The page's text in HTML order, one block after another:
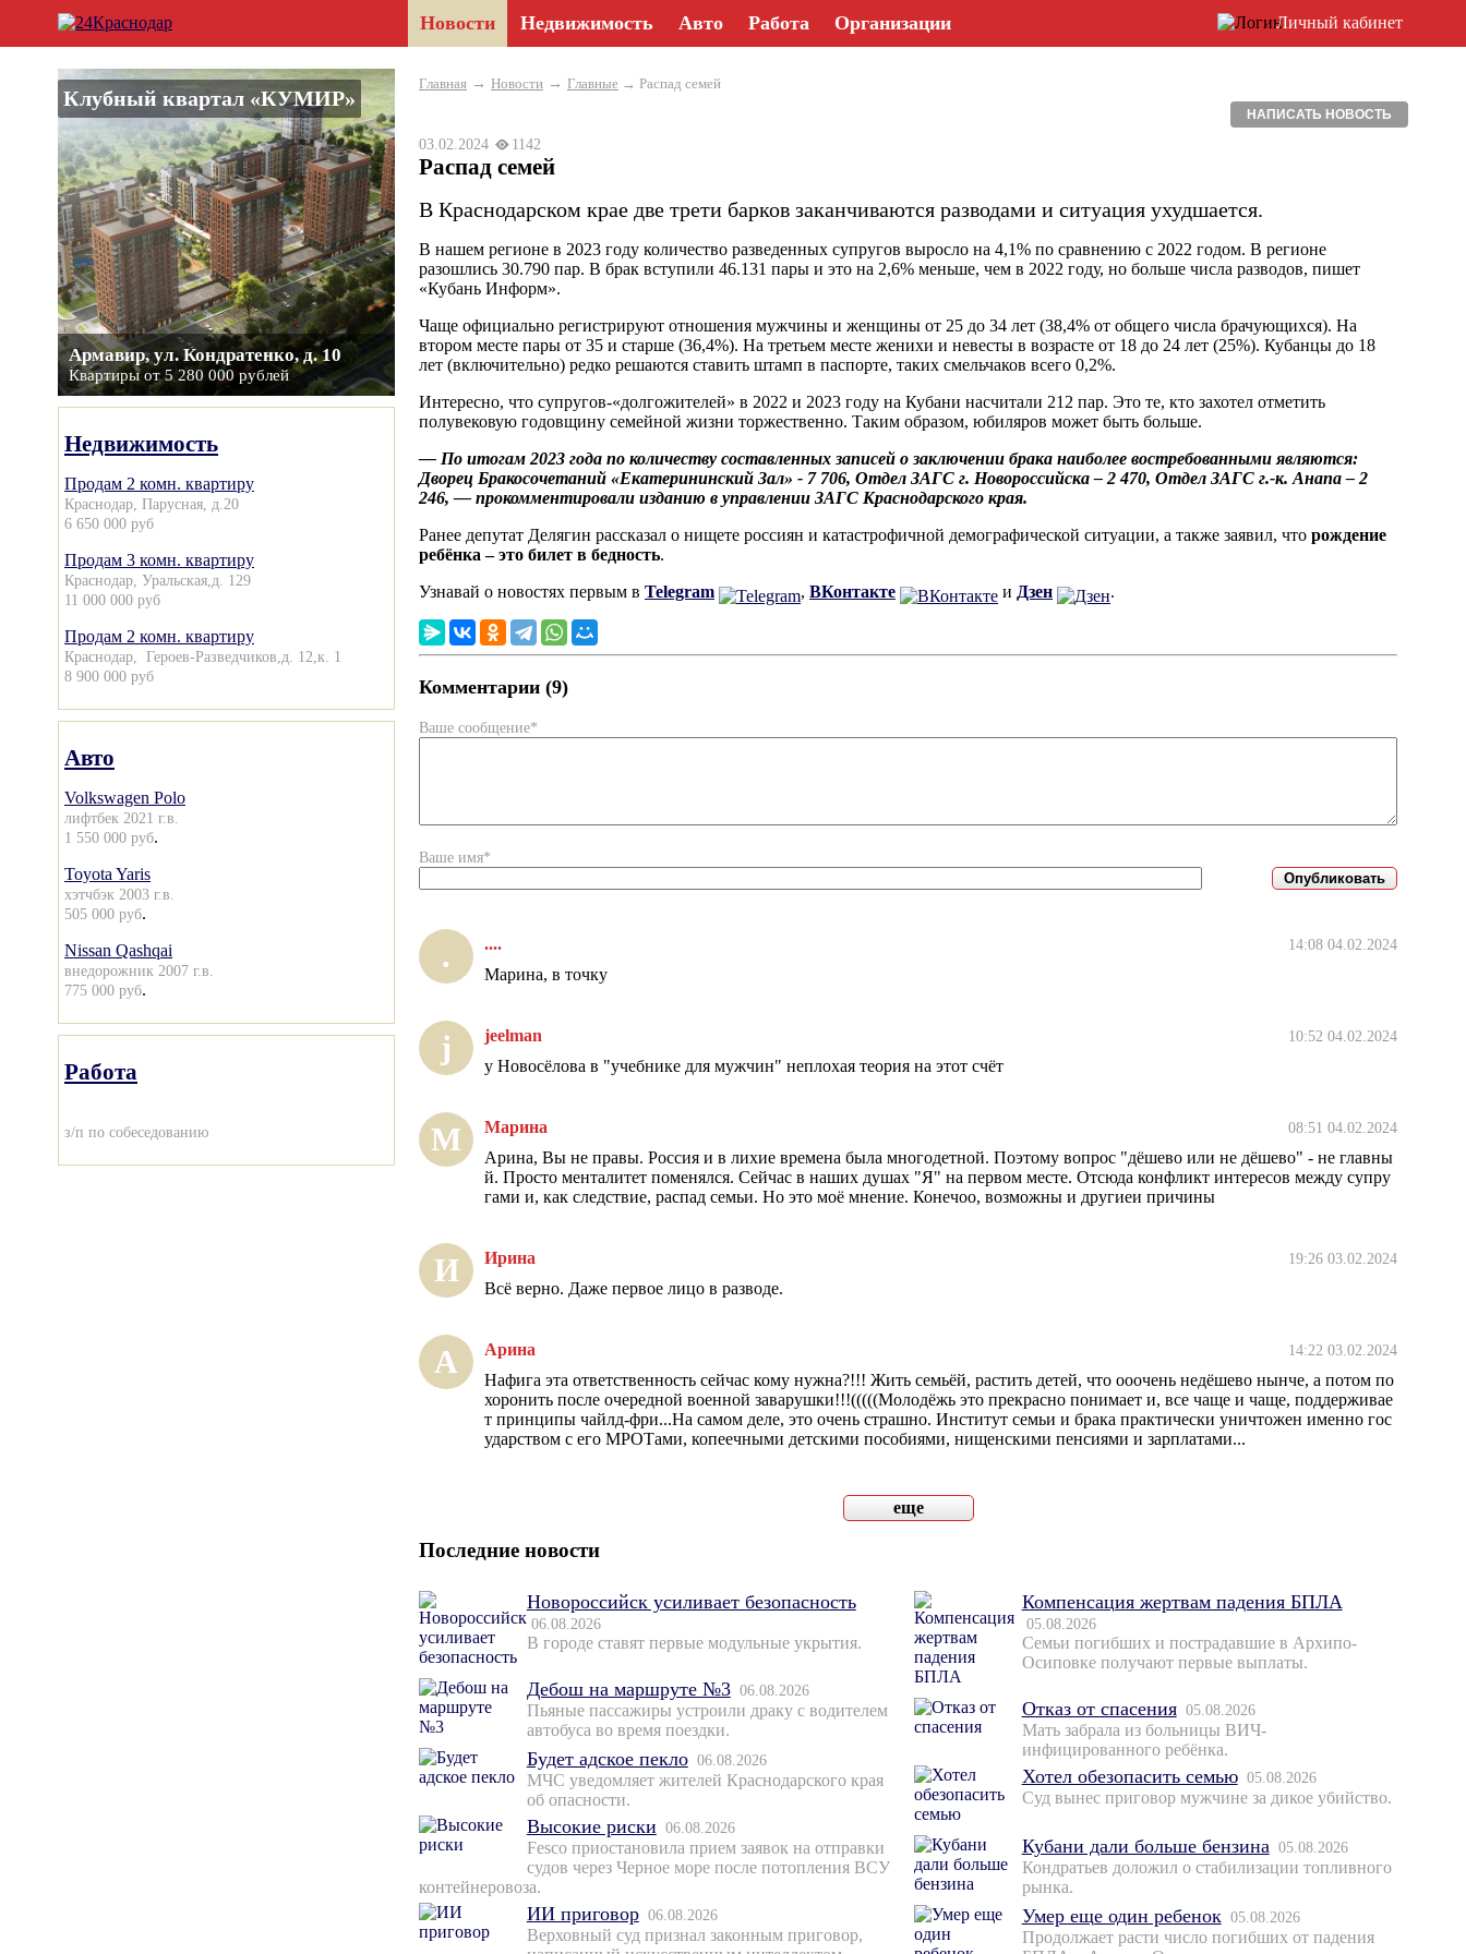
Новости Недвижимость Авто Работа Организации Личный кабинет
Клубный квартал «КУМИР»
Армавир, ул. Кондратенко, д. 10
Квартиры от 5 280 000 рублей
Недвижимость
Продам 2 комн. квартиру
Краснодар, Парусная, д.20
6 650 000 руб
Продам 3 комн. квартиру
Краснодар, Уральская,д. 129
11 000 000 руб
Продам 2 комн. квартиру
Краснодар, Героев-Разведчиков,д. 12,к. 1
8 900 000 руб
Авто
Volkswagen Polo
лифтбек 2021 г.в.
1 550 000 руб.
Toyota Yaris
хэтчбэк 2003 г.в.
505 000 руб.
Nissan Qashqai
внедорожник 2007 г.в.
775 000 руб.
Работа
з/п по собеседованию
Главная → Новости → Главные → Распад семей
НАПИСАТЬ НОВОСТЬ
03.02.2024 1142
Распад семей
В Краснодарском крае две трети барков заканчиваются разводами и ситуация ухудшается.
В нашем регионе в 2023 году количество разведенных супругов выросло на 4,1% по сравнению с 2022 годом. В регионе
разошлись 30.790 пар. В брак вступили 46.131 пары и это на 2,6% меньше, чем в 2022 году, но больше числа разводов, пишет
«Кубань Информ».
Чаще официально регистрируют отношения мужчины и женщины от 25 до 34 лет (38,4% от общего числа брачующихся). На
втором месте пары от 35 и старше (36,4%). На третьем месте женихи и невесты в возрасте от 18 до 24 лет (25%). Кубанцы до 18
лет (включительно) редко решаются ставить штамп в паспорте, таких смельчаков всего 0,2%.
Интересно, что супругов-«долгожителей» в 2022 и 2023 году на Кубани насчитали 212 пар. Это те, кто захотел отметить
полувековую годовщину семейной жизни торжественно. Таким образом, юбиляров может быть больше.
― По итогам 2023 года по количеству составленных записей о заключении брака наиболее востребованными являются:
Дворец Бракосочетаний «Екатерининский Зал» - 7 706, Отдел ЗАГС г. Новороссийска – 2 470, Отдел ЗАГС г.-к. Анапа – 2
246, ― прокомментировали изданию в управлении ЗАГС Краснодарского края.
Ранее депутат Делягин рассказал о нищете россиян и катастрофичной демографической ситуации, а также заявил, что рождение
ребёнка – это билет в бедность.
Узнавай о новостях первым в Telegram , ВКонтакте и Дзен .
Комментарии (9)
Ваше сообщение*
Ваше имя*
. .... 14:08 04.02.2024
Марина, в точку
j jeelman 10:52 04.02.2024
у Новосёлова в "учебнике для мужчин" неплохая теория на этот счёт
М Марина 08:51 04.02.2024
Арина, Вы не правы. Россия и в лихие времена была многодетной. Поэтому вопрос "дёшево или не дёшево" - не главны
й. Просто менталитет поменялся. Сейчас в наших душах "Я" на первом месте. Отсюда конфликт интересов между супру
гами и, как следствие, распад семьи. Но это моё мнение. Конечоо, возможны и другиеи причины
И Ирина 19:26 03.02.2024
Всё верно. Даже первое лицо в разводе.
А Арина 14:22 03.02.2024
Нафига эта ответственность сейчас кому нужна?!!! Жить семьёй, растить детей, что ооочень недёшево нынче, а потом по
хоронить после очередной военной заварушки!!!(((((Молодёжь это прекрасно понимает и, все чаще и чаще, поддерживае
т принципы чайлд-фри...На самом деле, это очень страшно. Институт семьи и брака практически уничтожен именно гос
ударством с его МРОТами, копеечными детскими пособиями, нищенскими пенсиями и зарплатами...
еще
Последние новости
Новороссийск усиливает безопасность
06.08.2026
В городе ставят первые модульные укрытия.
Дебош на маршруте №3 06.08.2026
Пьяные пассажиры устроили драку с водителем
автобуса во время поездки.
Будет адское пекло 06.08.2026
МЧС уведомляет жителей Краснодарского края
об опасности.
Высокие риски 06.08.2026
Fesco приостановила прием заявок на отправки
судов через Черное море после потопления ВСУ
контейнеровоза.
ИИ приговор 06.08.2026
Верховный суд признал законным приговор,
Компенсация жертвам падения БПЛА
05.08.2026
Семьи погибших и пострадавшие в Архипо-
Осиповке получают первые выплаты.
Отказ от спасения 05.08.2026
Мать забрала из больницы ВИЧ-
инфицированного ребёнка.
Хотел обезопасить семью 05.08.2026
Суд вынес приговор мужчине за дикое убийство.
Кубани дали больше бензина 05.08.2026
Кондратьев доложил о стабилизации топливного
рынка.
Умер еще один ребенок 05.08.2026
Продолжает расти число погибших от падения